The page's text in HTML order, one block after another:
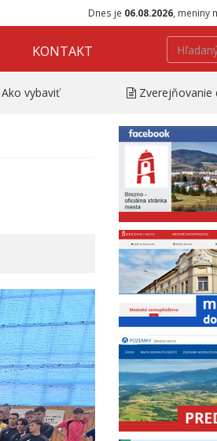
Dnes je 06.08.2026 , meniny
KONTAKT
Ako vybaviť